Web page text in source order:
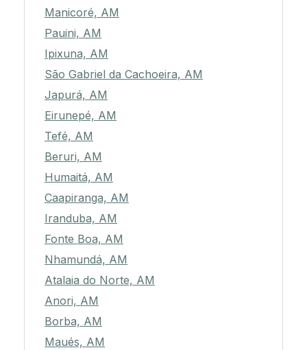
Manicoré, AM
Pauini, AM
Ipixuna, AM
São Gabriel da Cachoeira, AM
Japurá, AM
Eirunepé, AM
Tefé, AM
Beruri, AM
Humaitá, AM
Caapiranga, AM
Iranduba, AM
Fonte Boa, AM
Nhamundá, AM
Atalaia do Norte, AM
Anori, AM
Borba, AM
Maués, AM